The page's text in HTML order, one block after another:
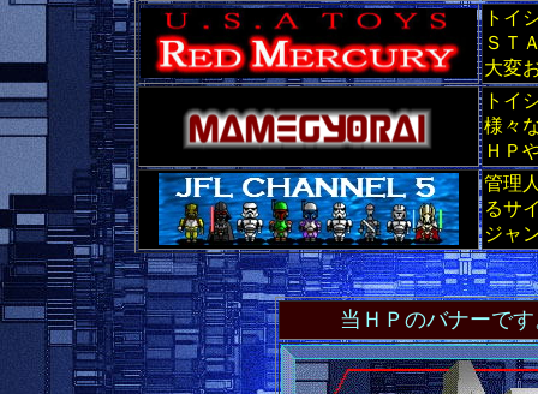
トイ
ＳＴ
大変
トイ
様々
ＨＰ
管理
るサ
ジャ
当ＨＰのバナーで